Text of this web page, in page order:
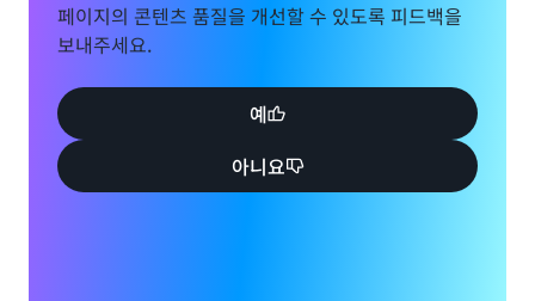
페이지의 콘텐츠 품질을 개선할 수 있도록 피드백을
보내주세요.
예
아니요